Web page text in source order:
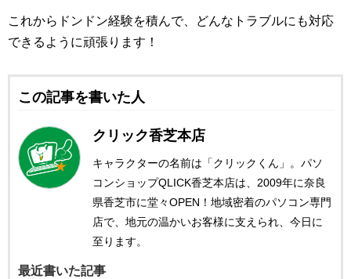
これからドンドン経験を積んで、どんなトラブルにも対応
できるように頑張ります！
この記事を書いた人
クリック香芝本店
キャラクターの名前は「クリックくん」。パソ
コンショップQLICK香芝本店は、2009年に奈良
県香芝市に堂々OPEN！地域密着のパソコン専門
店で、地元の温かいお客様に支えられ、今日に
至ります。
最近書いた記事